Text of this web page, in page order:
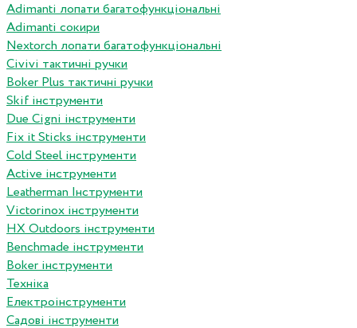
Adimanti лопати багатофункціональні
Adimanti сокири
Nextorch лопати багатофункціональні
Сivivi тактичні ручки
Boker Plus тактичні ручки
Skif інструменти
Due Cigni інструменти
Fix it Sticks інструменти
Сold Steel інструменти
Active інструменти
Leatherman Інструменти
Victorinox інструменти
HX Outdoors інструменти
Benchmade інструменти
Boker інструменти
Техніка
Електроінструменти
Садові інструменти